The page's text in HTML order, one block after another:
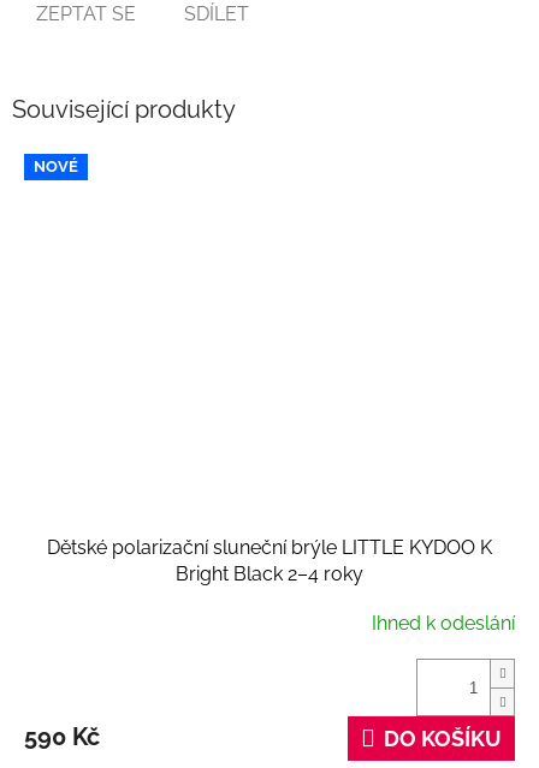
ZEPTAT SE SDÍLET
Související produkty
NOVÉ
Dětské polarizační sluneční brýle LITTLE KYDOO K
Bright Black 2–4 roky
Ihned k odeslání
590 Kč DO KOŠÍKU